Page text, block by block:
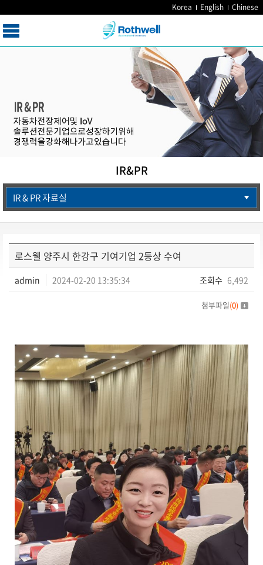
Korea English Chinese
IR&PR
IR & PR 자료실
로스웰 양주시 한강구 기여기업 2등상 수여
admin 2024-02-20 13:35:34 조회수 6,492
첨부파일(0)